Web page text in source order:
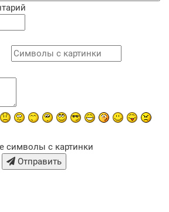
символы с картинки
Отправить